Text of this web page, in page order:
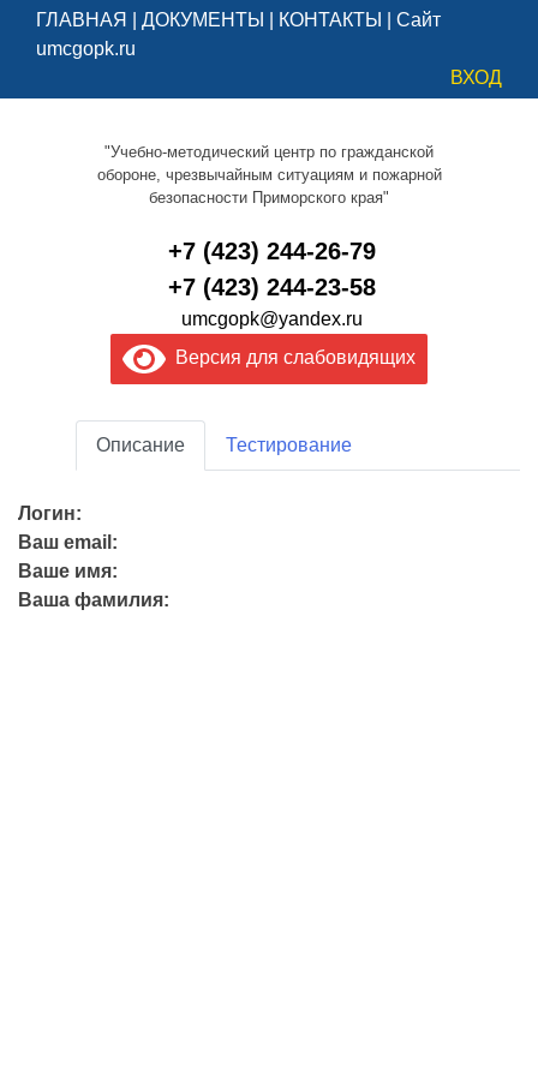
ГЛАВНАЯ ДОКУМЕНТЫ КОНТАКТЫ
Сайт
umcgopk.ru
ВХОД
"Учебно-методический центр по гражданской
обороне, чрезвычайным ситуациям и пожарной
безопасности Приморского края"
+7 (423) 244-26-79
+7 (423) 244-23-58
umcgopk@yandex.ru
Версия для слабовидящих
Описание Тестирование
Логин:
Ваш email:
Ваше имя:
Ваша фамилия: